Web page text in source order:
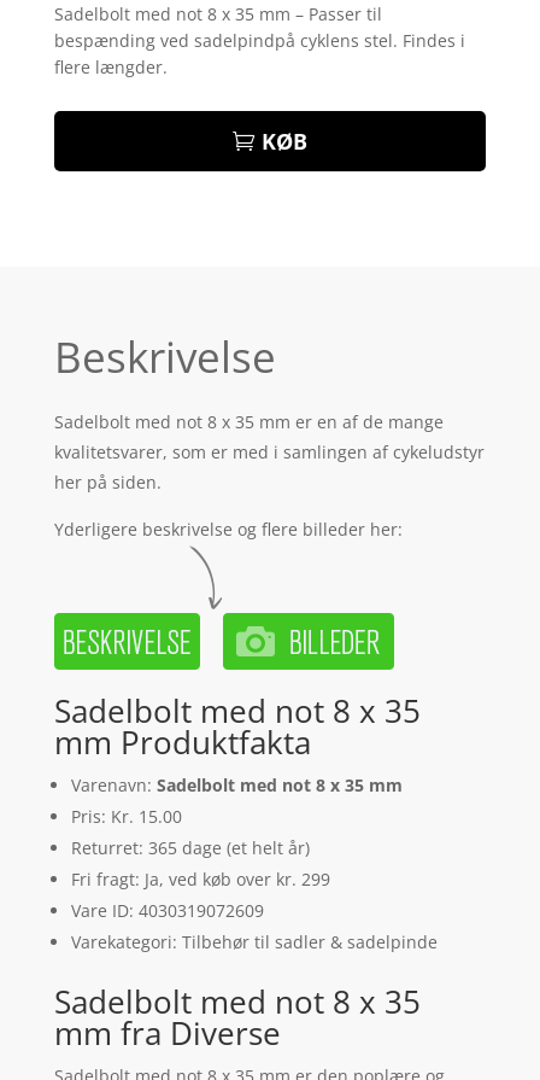
ud af 5
baseret
på
kundebed
r
Sadelbolt med not 8 x 35 mm – Passer til
bespænding ved sadelpindpå cyklens stel. Findes i
flere længder.
KØB
Beskrivelse
Sadelbolt med not 8 x 35 mm er en af de mange
kvalitetsvarer, som er med i samlingen af cykeludstyr
her på siden.
Yderligere beskrivelse og flere billeder her:
Sadelbolt med not 8 x 35
mm Produktfakta
Varenavn: Sadelbolt med not 8 x 35 mm
Pris: Kr. 15.00
Returret: 365 dage (et helt år)
Fri fragt: Ja, ved køb over kr. 299
Vare ID: 4030319072609
Varekategori: Tilbehør til sadler & sadelpinde
Sadelbolt med not 8 x 35
mm fra Diverse
Sadelbolt med not 8 x 35 mm er den poplære og